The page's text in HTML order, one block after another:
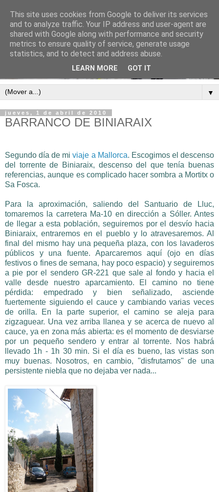
▼
jueves, 1 de abril de 2010
BARRANCO DE BINIARAIX
Segundo día de miviaje a Mallorca. Escogimos el descenso
del torrente de Biniaraix, descenso del que tenía buenas
referencias, aunque es complicado hacer sombra a Mortitx o
Sa Fosca.
Para la aproximación, saliendo del Santuario de Lluc,
tomaremos la carretera Ma-10 en dirección a Sóller. Antes
de llegar a esta población, seguiremos por el desvío hacia
Biniaraix, entraremos en el pueblo y lo atravesaremos. Al
final del mismo hay una pequeña plaza, con los lavaderos
públicos y una fuente. Aparcaremos aquí (ojo en días
festivos o fines de semana, hay poco espacio) y seguiremos
a pie por el sendero GR-221 que sale al fondo y hacia el
valle desde nuestro aparcamiento. El camino no tiene
pérdida: empedrado y bien señalizado, asciende
fuertemente siguiendo el cauce y cambiando varias veces
de orilla. En la parte superior, el camino se aleja para
zigzaguear. Una vez arriba llanea y se acerca de nuevo al
cauce, ya en zona más abierta: es el momento de desviarse
por un pequeño sendero y entrar al torrente. Nos habrá
llevado 1h - 1h 30 min. Si el día es bueno, las vistas son
muy buenas. Nosotros, en cambio, "disfrutamos" de una
persistente niebla que no dejaba ver nada...
This site uses cookies from Google to deliver its services
and to analyze traffic. Your IP address and user-agent are
shared with Google along with performance and security
metrics to ensure quality of service, generate usage
statistics, and to detect and address abuse.
LEARN MORE GOT IT